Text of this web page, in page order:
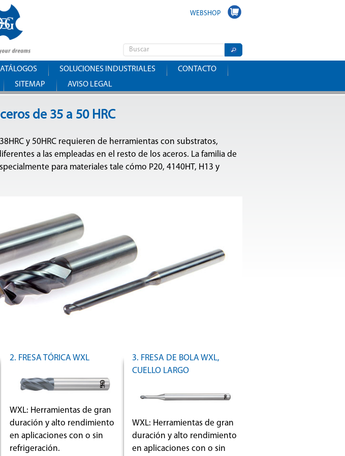
WEBSHOP
SOLUCIONES INDUSTRIALES
CONTACTO
SITEMAP AVISO LEGAL
de 35 a 50 HRC
y 50HRC requieren de herramientas con substratos,
a las empleadas en el resto de los aceros. La familia de
para materiales tale cómo P20, 4140HT, H13 y
2. FRESA TÓRICA WXL
WXL: Herramientas de gran
duración y alto rendimiento
en aplicaciones con o sin
refrigeración.
3. FRESA DE BOLA WXL,
CUELLO LARGO
WXL: Herramientas de gran
duración y alto rendimiento
en aplicaciones con o sin